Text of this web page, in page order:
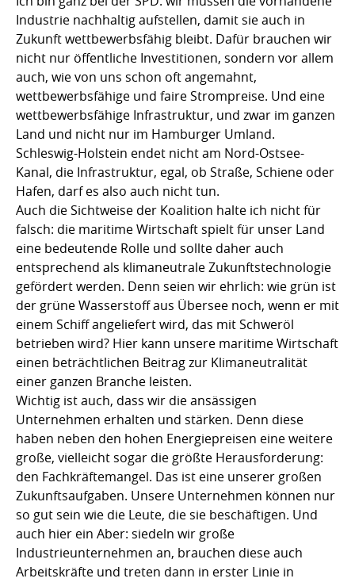
Industrie nachhaltig aufstellen, damit sie auch in
Zukunft wettbewerbsfähig bleibt. Dafür brauchen wir
nicht nur öffentliche Investitionen, sondern vor allem
auch, wie von uns schon oft angemahnt,
wettbewerbsfähige und faire Strompreise. Und eine
wettbewerbsfähige Infrastruktur, und zwar im ganzen
Land und nicht nur im Hamburger Umland.
Schleswig-Holstein endet nicht am Nord-Ostsee-
Kanal, die Infrastruktur, egal, ob Straße, Schiene oder
Hafen, darf es also auch nicht tun.
Auch die Sichtweise der Koalition halte ich nicht für
falsch: die maritime Wirtschaft spielt für unser Land
eine bedeutende Rolle und sollte daher auch
entsprechend als klimaneutrale Zukunftstechnologie
gefördert werden. Denn seien wir ehrlich: wie grün ist
der grüne Wasserstoff aus Übersee noch, wenn er mit
einem Schiff angeliefert wird, das mit Schweröl
betrieben wird? Hier kann unsere maritime Wirtschaft
einen beträchtlichen Beitrag zur Klimaneutralität
einer ganzen Branche leisten.
Wichtig ist auch, dass wir die ansässigen
Unternehmen erhalten und stärken. Denn diese
haben neben den hohen Energiepreisen eine weitere
große, vielleicht sogar die größte Herausforderung:
den Fachkräftemangel. Das ist eine unserer großen
Zukunftsaufgaben. Unsere Unternehmen können nur
so gut sein wie die Leute, die sie beschäftigen. Und
auch hier ein Aber: siedeln wir große
Industrieunternehmen an, brauchen diese auch
Arbeitskräfte und treten dann in erster Linie in